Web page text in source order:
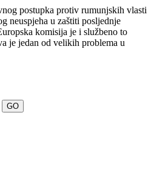
postupka protiv rumunjskih vlasti
neuspjeha u zaštiti posljednje
komisija je i službeno to
je jedan od velikih problema u